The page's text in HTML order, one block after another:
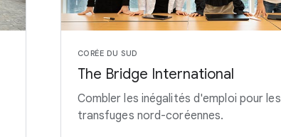
CORÉE DU SUD
The Bridge International
Combler les inégalités d'emploi pour les
transfuges nord-coréennes.